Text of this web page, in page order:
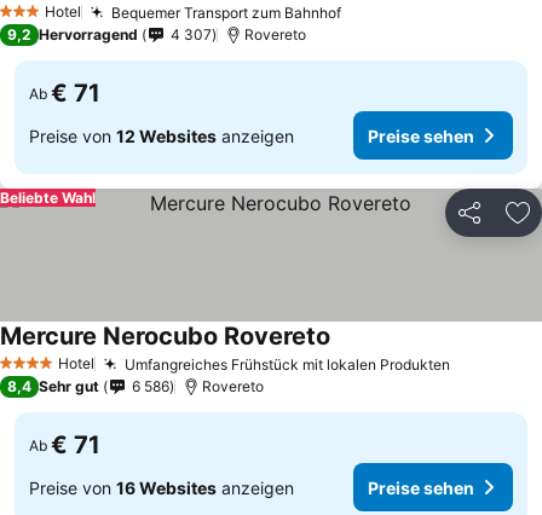
3 SterneHotel Bequemer Transport zum Bahnhof
9,2 Hervorragend 4 307 Rovereto
Ab € 71
Preise von 12 Websites anzeigen Preise sehen
Teilen
Beliebte Wahl
4 Sterne Hotel Umfangreiches Frühstück mit lokalen Produkten
Mercure Nerocubo Rovereto
8,4 Sehr gut 6 586 Rovereto
Ab € 71
Preise von 16 Websites anzeigen Preise sehen